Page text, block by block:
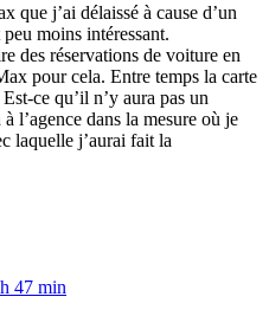
que j’ai délaissé à cause d’un
moins intéressant.
des réservations de voiture en
pour cela. Entre temps la carte
ce qu’il n’y aura pas un
l’agence dans la mesure où je
laquelle j’aurai fait la
47 min